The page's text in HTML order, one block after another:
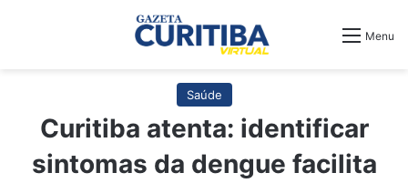
Menu
Saúde
Curitiba atenta: identificar
sintomas da dengue facilita